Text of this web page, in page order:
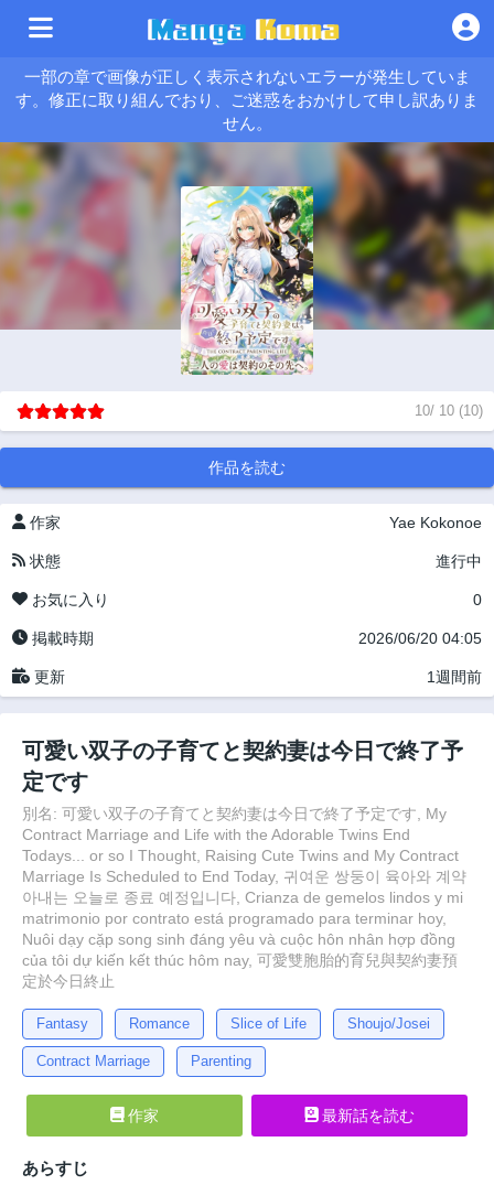
一部の章で画像が正しく表示されないエラーが発生していま
す。修正に取り組んでおり、ご迷惑をおかけして申し訳ありま
せん。
10/ 10 (10)
作品を読む
作家 Yae Kokonoe
状態 進行中
お気に入り 0
掲載時期 2026/06/20 04:05
更新 1週間前
可愛い双子の子育てと契約妻は今日で終了予
定です
別名: 可愛い双子の子育てと契約妻は今日で終了予定です, My
Contract Marriage and Life with the Adorable Twins End
Todays... or so I Thought, Raising Cute Twins and My Contract
Marriage Is Scheduled to End Today, 귀여운 쌍둥이 육아와 계약
아내는 오늘로 종료 예정입니다, Crianza de gemelos lindos y mi
matrimonio por contrato está programado para terminar hoy,
Nuôi dạy cặp song sinh đáng yêu và cuộc hôn nhân hợp đồng
của tôi dự kiến kết thúc hôm nay, 可愛雙胞胎的育兒與契約妻預
定於今日終止
Fantasy Romance Slice of Life Shoujo/Josei
Contract Marriage Parenting
作家 最新話を読む
あらすじ